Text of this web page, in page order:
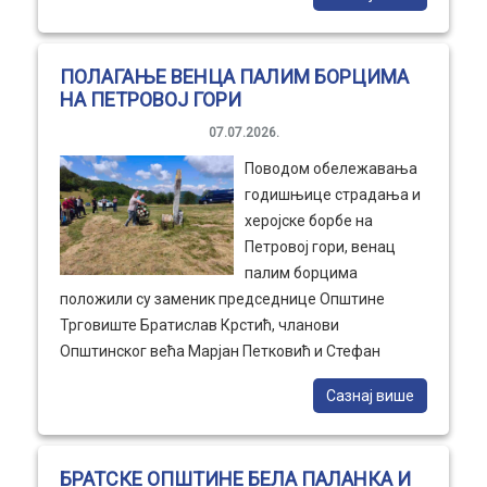
Општински штаб упућује апел свим грађанима да
воду користе савесно и рационално, искључиво за
основне животне потребе, како би се обезбедило
стабилно водоснабдевање за све. Општина
активностима.
ПОЛАГАЊЕ ВЕНЦА ПАЛИМ БОРЦИМА
НА ПЕТРОВОЈ ГОРИ
07.07.2026.
Поводом обележавања
годишњице страдања и
херојске борбе на
Петровој гори, венац
палим борцима
положили су заменик председнице Општине
Трговиште Братислав Крстић, чланови
Општинског већа Марјан Петковић и Стефан
Трајковић, заједно са представницима СУБНОР-а
Врање и СУБНОР-а Трговиште. Обележавању су
Полицијске станице Трговиште Горан Стојановић.
Сазнај више
БРАТСКЕ ОПШТИНЕ БЕЛА ПАЛАНКА И